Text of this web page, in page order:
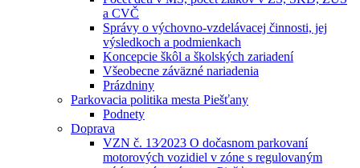
a CVČ
Správy o výchovno-vzdelávacej činnosti, jej
výsledkoch a podmienkach
Koncepcie škôl a školských zariadení
Všeobecne záväzné nariadenia
Prázdniny
Parkovacia politika mesta Piešťany
Podnety
Doprava
VZN č. 13⁄2023 O dočasnom parkovaní
motorových vozidiel v zóne s regulovaným